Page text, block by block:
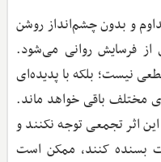
و بدون چشم‌انداز روشن
از فرسایش روانی می‌شود.
نیست؛ بلکه با پدیده‌ای
مختلف باقی خواهد ماند.
اثر تجمعی توجه نکنند و
بسنده کنند، ممکن است